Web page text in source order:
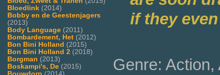
Bloedlink (2014)
Bobby en de Geestenjagers
(2013)
Body Language (2011)
Bombardement, Het (2012)
Bon Bini Holland (2015)
Bon Bini Holland 2 (2018)
Borgman (2013)
Boskampi's, De (2015)
if they
Genre: